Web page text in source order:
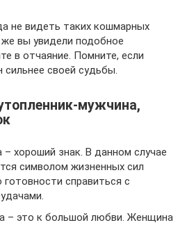
не видеть таких кошмарных
вы увидели подобное
в отчаяние. Помните, если
сильнее своей судьбы.
мужчина,
– хороший знак. В данном случае
символом жизненных сил
готовности справиться с
– это к большой любви. Женщина